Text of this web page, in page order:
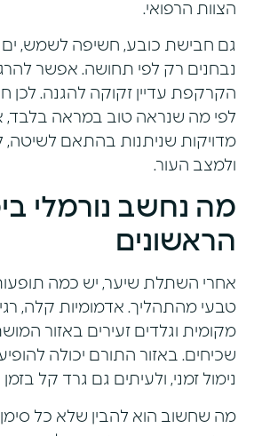
הצוות הרפואי.
גם חבישת כובע, חשיפה לשמש, ים
נבחנים רק לפי תחושה. אפשר
הקרקפת עדיין זקוקה להגנה. לכן
לפי מה שנראה טוב במראה בלבד,
מדויקות שניתנות בהתאם לשיטה,
ולמצב העור.
מה נחשב נורמלי
הראשונים
אחרי השתלת שיער, יש כמה
טבעי מהתהליך. אדמומיות קלה,
מקומית וגלדים זעירים באזור
שכיחים. באזור התורם יכולה
נימול זמני, ולעיתים גם גרד קל
מה שחשוב הוא להבין שלא כל